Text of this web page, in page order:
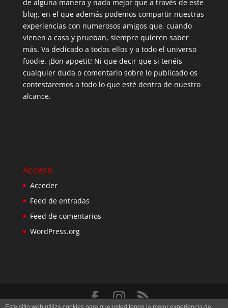
de alguna manera y nada mejor que a través de este
blog, en el que además podemos compartir nuestras
experiencias con numerosos amigos que, cuando
vienen a casa y prueban, siempre quieren saber
más. Va dedicado a todos ellos y a todo el universo
foodie. ¡Bon appetit! Ni que decir que si tenéis
cualquier duda o comentario sobre lo publicado os
contestaremos a todo lo que esté dentro de nuestro
alcance.
Acceso
Acceder
Feed de entradas
Feed de comentarios
WordPress.org